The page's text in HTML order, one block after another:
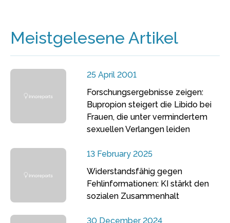
Meistgelesene Artikel
25 April 2001
Forschungsergebnisse zeigen:
Bupropion steigert die Libido bei
Frauen, die unter vermindertem
sexuellen Verlangen leiden
13 February 2025
Widerstandsfähig gegen
Fehlinformationen: KI stärkt den
sozialen Zusammenhalt
30 December 2024